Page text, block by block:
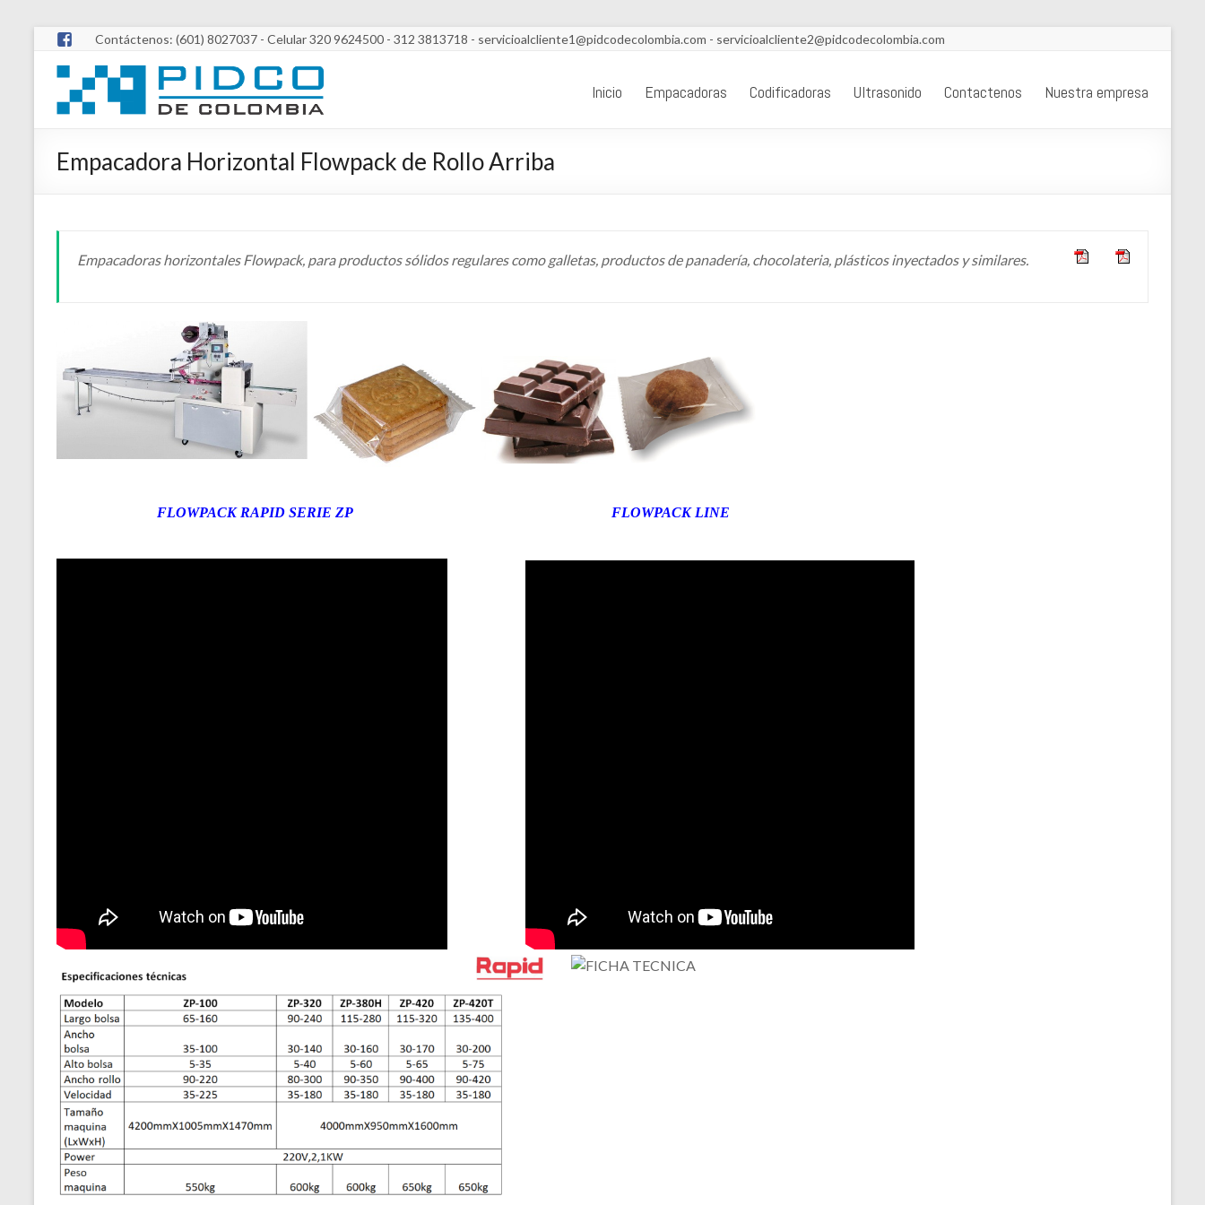
Contáctenos: (601) 8027037 - Celular 320 9624500 - 312 3813718 - servicioalcliente1@pidcodecolombia.com - servicioalcliente2@pidcodecolombia.com
Inicio Empacadoras Codificadoras Ultrasonido Contactenos Nuestra empresa
Empacadora Horizontal Flowpack de Rollo Arriba
Empacadoras horizontales Flowpack, para productos sólidos regulares como galletas, productos de panadería, chocolateria, plásticos inyectados y similares.
FLOWPACK RAPID SERIE ZP FLOWPACK LINE